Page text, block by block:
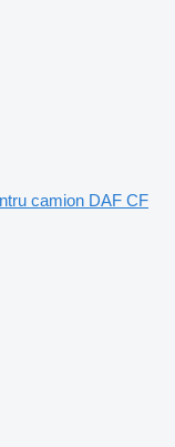
camion DAF CF